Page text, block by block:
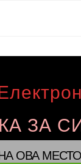
ЗА
ОВА МЕСТО